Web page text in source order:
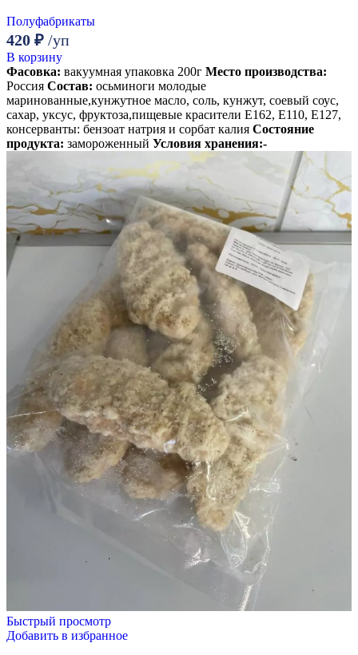
Полуфабрикаты
420 ₽ /уп
В корзину
Фасовка: вакуумная упаковка 200г Место производства:
Россия Состав: осьминоги молодые
маринованные,кунжутное масло, соль, кунжут, соевый соус,
сахар, уксус, фруктоза,пищевые красители Е162, Е110, Е127,
консерванты: бензоат натрия и сорбат калия Состояние
продукта: замороженный Условия хранения:-
Быстрый просмотр
Добавить в избранное